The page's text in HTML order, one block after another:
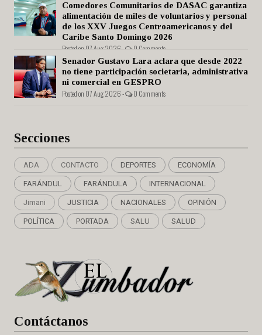
Comedores Comunitarios de DASAC garantiza
alimentación de miles de voluntarios y personal
de los XXV Juegos Centroamericanos y del
Caribe Santo Domingo 2026
Posted on 07 Aug 2026 - 0 Comments
Senador Gustavo Lara aclara que desde 2022
no tiene participación societaria, administrativa
ni comercial en GESPRO
Posted on 07 Aug 2026 - 0 Comments
Secciones
ADA CONTACTO DEPORTES ECONOMÍA
FARÁNDUL FARÁNDULA INTERNACIONAL
Jimani JUSTICIA NACIONALES OPINIÓN
POLÍTICA PORTADA SALU SALUD
Contáctanos